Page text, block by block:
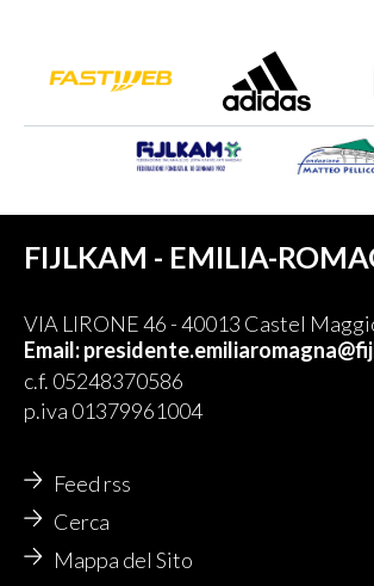
FIJLKAM - EMILIA-
VIA LIRONE 46 - 40013 Castel
Email:
c.f. 05248370586
p.iva 01379961004
Feed rss
Cerca
Mappa del Sito